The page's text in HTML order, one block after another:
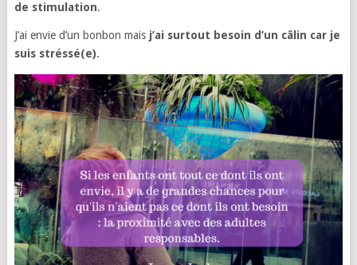
de stimulation.
J’ai envie d’un bonbon mais j’ai surtout besoin d’un câlin car je
suis stréssé(e).